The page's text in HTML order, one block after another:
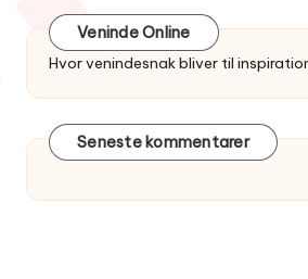
Veninde Online
Hvor venindesnak bliver til
Seneste kommentarer